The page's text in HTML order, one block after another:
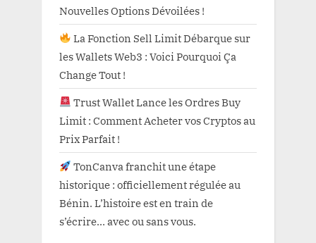
Nouvelles Options Dévoilées !
La Fonction Sell Limit Débarque sur
les Wallets Web3 : Voici Pourquoi Ça
Change Tout !
Trust Wallet Lance les Ordres Buy
Limit : Comment Acheter vos Cryptos au
Prix Parfait !
TonCanva franchit une étape
historique : officiellement régulée au
Bénin. L’histoire est en train de
s’écrire… avec ou sans vous.